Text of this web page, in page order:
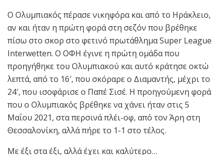
Ο Ολυμπιακός πέρασε νικηφόρα και από το Ηράκλειο,
αν και ήταν η πρώτη φορά στη σεζόν που βρέθηκε
πίσω στο σκορ στο φετινό πρωτάθλημα Super League
Interwetten. Ο ΟΦΗ έγινε η πρώτη ομάδα που
προηγήθηκε του Ολυμπιακού και αυτό κράτησε οκτώ
λεπτά, από το 16′, που σκόραρε ο Διαμαντής, μέχρι το
24′, που ισοφάρισε ο Παπέ Σισέ. Η προηγούμενη φορά
που ο Ολυμπιακός βρέθηκε να χάνει ήταν στις 5
Μαΐου 2021, στα περσινά πλέι-οφ, από τον Άρη στη
Θεσσαλονίκη, αλλά πήρε το 1-1 στο τέλος.
Με έξι στα έξι, αλλά έχει και καλύτερο…